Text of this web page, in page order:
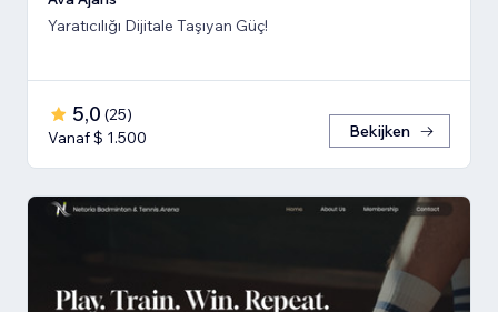
Yaratıcılığı Dijitale Taşıyan Güç!
5,0 (25)
Vanaf $ 1.500
Bekijken